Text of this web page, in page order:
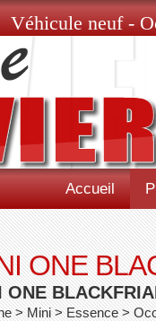
Véhicule neuf -
Accueil
ONE
ONE
> Mini > Essence >